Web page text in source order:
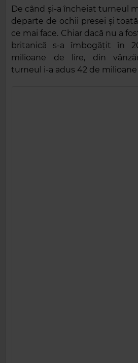
De când și-a încheiat turneul
departe de ochii presei și
ce mai face. Chiar dacă nu a
britanică s-a îmbogățit în
milioane de lire, din
turneul i-a adus 42 de milioane